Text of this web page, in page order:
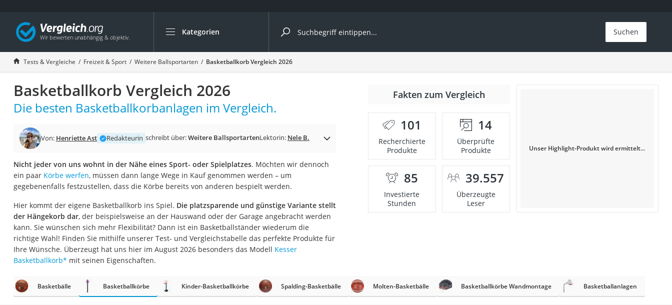
Kategorien
Die beliebtesten Vergleiche nach Kategorie
Freizeit & Sport
Gartentrampolin
Trampolin
Metalldetektor
Eufab-Fahrradträger
Trampolin 366 cm
Aluminium-Koffer
Futterboot
E-Bike-Dreirad
Trekkingschuhe Herren
Reisetasche mit Rollen
Klimmzugstation
Koffer
Nachtsichtgerät
Suchen
Tests & Vergleiche Freizeit & Sport Weitere Ballsportarten Basketballkorb Vergleich 2026
Basketballkorb Vergleich 2026
Die besten Basketballkorbanlagen im Vergleich.
Von: Henriette Ast Redakteurin schreibt über:Weitere BallsportartenLektorin: Nele B.
Nicht jeder von uns wohnt in der Nähe eines Sport- oder Spielplatzes. Möchten wir dennoch
ein paar Körbe werfen, müssen dann lange Wege in Kauf genommen werden – um
gegebenenfalls festzustellen, dass die Körbe bereits von anderen bespielt werden.
Hier kommt der eigene Basketballkorb ins Spiel. Die platzsparende und günstige Variante stellt
der Hängekorb dar, der beispielsweise an der Hauswand oder der Garage angebracht werden
kann. Sie wünschen sich mehr Flexibilität? Dann ist ein Basketballständer wiederum die
richtige Wahl! Finden Sie mithilfe unserer Test- und Vergleichstabelle das perfekte Produkte für
Ihre Wünsche. Überzeugt hat uns hier im August 2026 besonders das Modell Kesser
Basketballkorb* mit seinen Eigenschaften.
Fakten zum Vergleich
101
Recherchierte
Produkte
14
Überprüfte
Produkte
85
Investierte
Stunden
39.557
Überzeugte
Leser
Unser Highlight-Produkt wird ermittelt...
Basketbälle Basketballkörbe Kinder-Basketballkörbe Spalding-Basketbälle Molten-Basketbälle Basketballkörbe Wandmontage Basketballanlagen